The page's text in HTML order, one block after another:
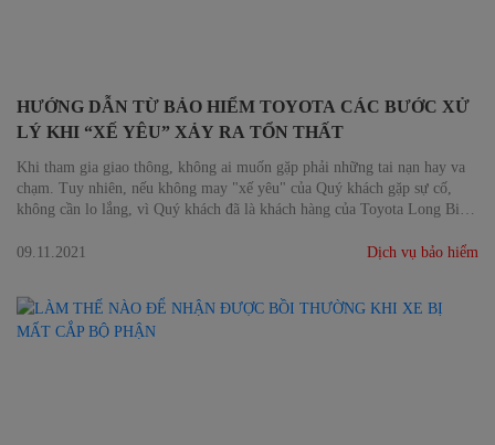
HƯỚNG DẪN TỪ BẢO HIỂM TOYOTA CÁC BƯỚC XỬ
LÝ KHI “XẾ YÊU” XẢY RA TỔN THẤT
Khi tham gia giao thông, không ai muốn gặp phải những tai nạn hay va
chạm. Tuy nhiên, nếu không may "xế yêu" của Quý khách gặp sự cố,
không cần lo lắng, vì Quý khách đã là khách hàng của Toyota Long Biên
cách toàn diện.
09.11.2021 Dịch vụ bảo hiểm